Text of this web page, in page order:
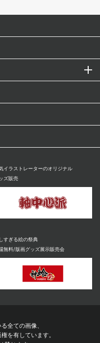
イラストレーターのオリジナル
ズ販売
すぎる絵の祭典
無料/版画グッズ展示販売会
全ての画像、
を有しています。